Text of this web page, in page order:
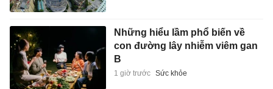
Những hiểu lầm phổ biến về
con đường lây nhiễm viêm gan
B
1 giờ trước Sức khỏe